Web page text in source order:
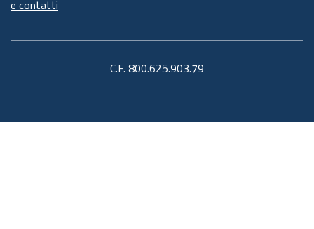
e contatti
C.F. 800.625.903.79